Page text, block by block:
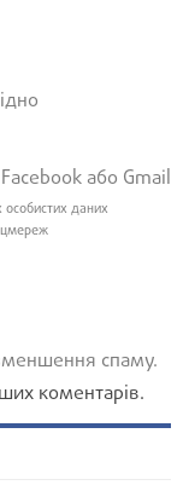
або Gmail
даних
спаму.
коментарів.